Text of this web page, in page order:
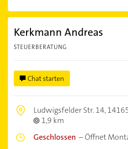
Kerkmann Andreas
STEUERBERATUNG
Chat starten
Ludwigsfelder Str. 14,
1,9 km
Geschlossen –Öffnet